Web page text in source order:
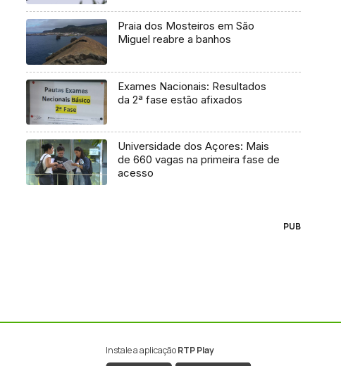
Praia dos Mosteiros em São
Miguel reabre a banhos
Exames Nacionais: Resultados
da 2ª fase estão afixados
Universidade dos Açores: Mais
de 660 vagas na primeira fase de
acesso
PUB
Instale a aplicaçãoRTP Play